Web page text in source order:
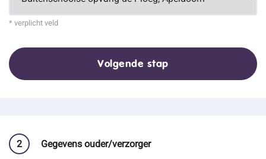
* verplicht veld
Volgende stap
2 Gegevens ouder/verzorger